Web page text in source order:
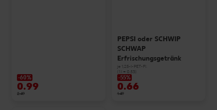
-60%
0.99
2.49
PEPSI oder SCHWIP
SCHWAP
Erfrischungsgetränk
je 1,25-l-PET-Fl.
(1 l = 0.53)
-55%
0.66
1.49